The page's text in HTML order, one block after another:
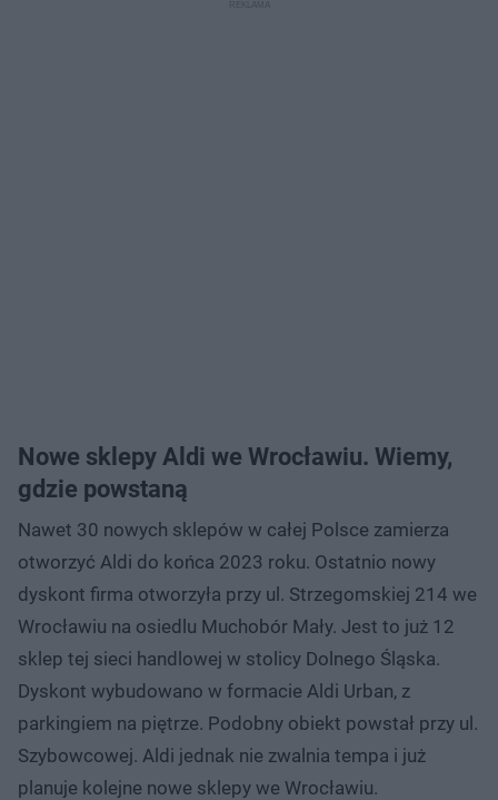
Nowe sklepy Aldi we Wrocławiu. Wiemy,
gdzie powstaną
Nawet 30 nowych sklepów w całej Polsce zamierza
otworzyć Aldi do końca 2023 roku. Ostatnio nowy
dyskont firma otworzyła przy ul. Strzegomskiej 214 we
Wrocławiu na osiedlu Muchobór Mały. Jest to już 12
sklep tej sieci handlowej w stolicy Dolnego Śląska.
Dyskont wybudowano w formacie Aldi Urban, z
parkingiem na piętrze. Podobny obiekt powstał przy ul.
Szybowcowej. Aldi jednak nie zwalnia tempa i już
planuje kolejne nowe sklepy we Wrocławiu.